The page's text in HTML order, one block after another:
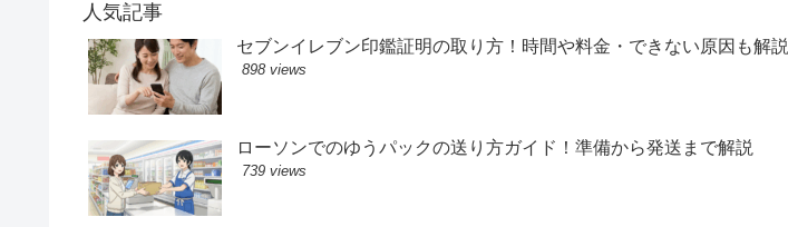
人気記事
セブンイレブン印鑑証明の取り方！時間や料金・できない原因も解説
898 views
ローソンでのゆうパックの送り方ガイド！準備から発送まで解説
739 views